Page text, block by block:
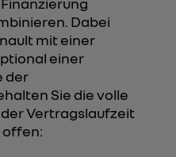
Dabei
mit einer
einer
der
Sie die volle
Vertragslaufzeit
offen: